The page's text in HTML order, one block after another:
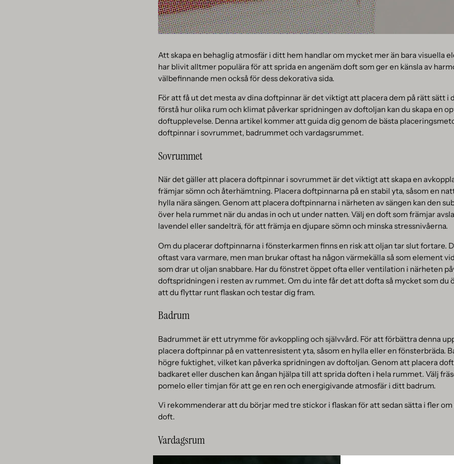
Att skapa en behaglig atmosfär i ditt hem handlar om mycket mer än bara visuella
har blivit alltmer populära för att sprida en angenäm doft som ger en känsla av
välbefinnande men också för dess dekorativa sida.
För att få ut det mesta av dina doftpinnar är det viktigt att placera dem på rätt sätt i
förstå hur olika rum och klimat påverkar spridningen av doftoljan kan du skapa en
doftupplevelse. Denna artikel kommer att guida dig genom de bästa
doftpinnar i sovrummet, badrummet och vardagsrummet.
Sovrummet
När det gäller att placera doftpinnar i sovrummet är det viktigt att skapa en
främjar sömn och återhämtning. Placera doftpinnarna på en stabil yta, såsom en
hylla nära sängen. Genom att placera doftpinnarna i närheten av sängen kan den
över hela rummet när du andas in och ut under natten. Välj en doft som främjar
lavendel eller sandelträ, för att främja en djupare sömn och minska stressnivåerna.
Om du placerar doftpinnarna i fönsterkarmen finns en risk att oljan tar slut fortare.
oftast vara varmare, men man brukar oftast ha någon värmekälla så som element
som drar ut oljan snabbare. Har du fönstret öppet ofta eller ventilation i närheten
doftspridningen i resten av rummet. Om du inte får det att dofta så mycket som du
att du flyttar runt flaskan och testar dig fram.
Badrum
Badrummet är ett utrymme för avkoppling och självvård. För att förbättra denna
placera doftpinnar på en vattenresistent yta, såsom en hylla eller en fönsterbräda.
högre fuktighet, vilket kan påverka spridningen av doftoljan. Genom att placera
badkaret eller duschen kan ångan hjälpa till att sprida doften i hela rummet. Välj
pomelo eller timjan för att ge en ren och energigivande atmosfär i ditt badrum.
Vi rekommenderar att du börjar med tre stickor i flaskan för att sedan sätta i fler om
doft.
Vardagsrum